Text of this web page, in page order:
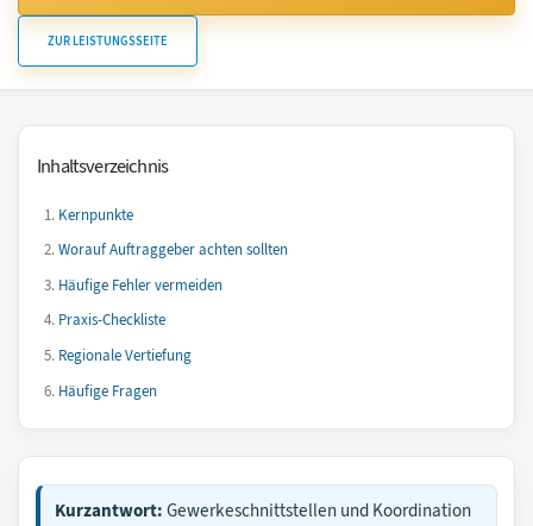
ZUR LEISTUNGSSEITE
Inhaltsverzeichnis
Kernpunkte
Worauf Auftraggeber achten sollten
Häufige Fehler vermeiden
Praxis-Checkliste
Regionale Vertiefung
Häufige Fragen
Kurzantwort: Gewerkeschnittstellen und Koordination